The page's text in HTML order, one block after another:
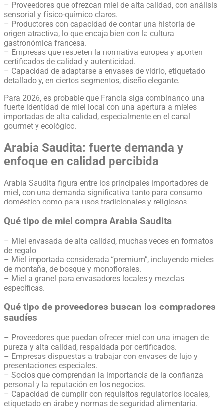
– Proveedores que ofrezcan miel de alta calidad, con análisis
sensorial y físico-químico claros.
– Productores con capacidad de contar una historia de
origen atractiva, lo que encaja bien con la cultura
gastronómica francesa.
– Empresas que respeten la normativa europea y aporten
certificados de calidad y autenticidad.
– Capacidad de adaptarse a envases de vidrio, etiquetado
detallado y, en ciertos segmentos, diseño elegante.
Para 2026, es probable que Francia siga combinando una
fuerte identidad de miel local con una apertura a mieles
importadas de alta calidad, especialmente en el canal
gourmet y ecológico.
Arabia Saudita: fuerte demanda y
enfoque en calidad percibida
Arabia Saudita figura entre los principales importadores de
miel, con una demanda significativa tanto para consumo
doméstico como para usos tradicionales y religiosos.
Qué tipo de miel compra Arabia Saudita
– Miel envasada de alta calidad, muchas veces en formatos
de regalo.
– Miel importada considerada “premium”, incluyendo mieles
de montaña, de bosque y monoflorales.
– Miel a granel para envasadores locales y mezclas
específicas.
Qué tipo de proveedores buscan los compradores
saudíes
– Proveedores que puedan ofrecer miel con una imagen de
pureza y alta calidad, respaldada por certificados.
– Empresas dispuestas a trabajar con envases de lujo y
presentaciones especiales.
– Socios que comprendan la importancia de la confianza
personal y la reputación en los negocios.
– Capacidad de cumplir con requisitos regulatorios locales,
etiquetado en árabe y normas de seguridad alimentaria.